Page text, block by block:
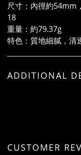
尺寸：內徑約54mm
18
重量：約79.37g
特色：質地細膩，清
ADDITIONAL
CUSTOMER